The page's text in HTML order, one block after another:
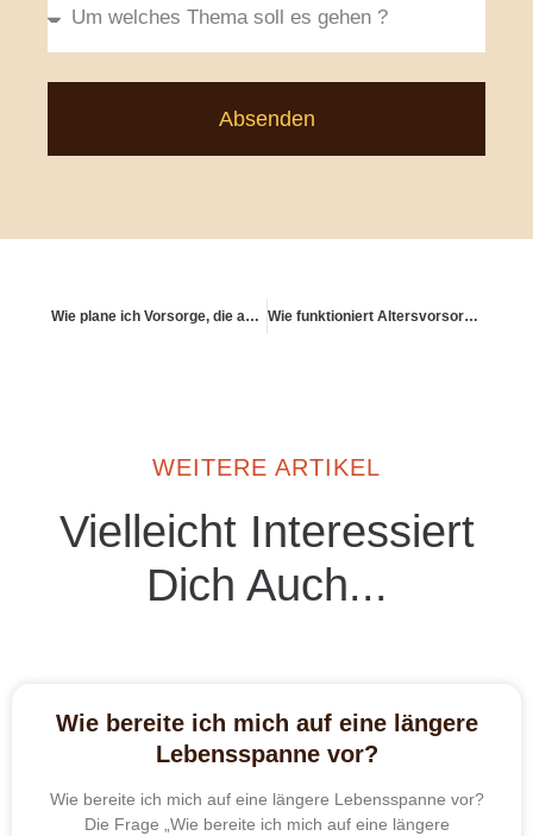
Absenden
Wie plane ich Vorsorge, die auch meiner Community dient? Wie funktioniert Altersvorsorge in offenen Beziehungen?
WEITERE ARTIKEL
Vielleicht Interessiert
Dich Auch...
Wie bereite ich mich auf eine längere
Lebensspanne vor?
Wie bereite ich mich auf eine längere Lebensspanne vor?
Die Frage „Wie bereite ich mich auf eine längere